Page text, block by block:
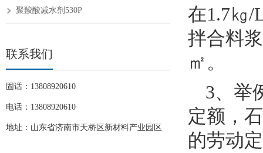
在1.7㎏/
拌合料
㎡。
3、举
定额，
的劳动
聚羧酸减水剂530P
联系我们
固话：13808920610
电话：13808920610
地址：山东省济南市天桥区新材料产业园区